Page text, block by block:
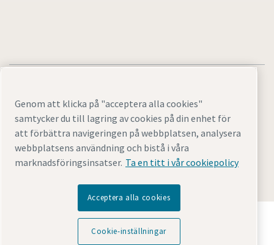
Legal & Privacy Notices Cookie-inställningar
Tillgänglighet
Sitemap
Upptäck hur Atlas Copco Group möjliggör teknik som
omvandlar framtiden.
Genom att klicka på "acceptera alla cookies"
samtycker du till lagring av cookies på din enhet för
att förbättra navigeringen på webbplatsen, analysera
webbplatsens användning och bistå i våra
marknadsföringsinsatser. Ta en titt i vår cookiepolicy
Acceptera alla cookies
Cookie-inställningar